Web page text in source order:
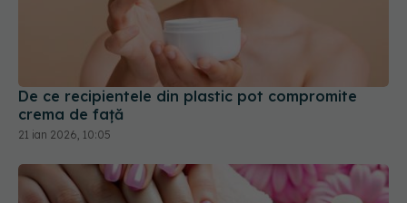
De ce recipientele din plastic pot compromite
crema de față
21 ian 2026, 10:05